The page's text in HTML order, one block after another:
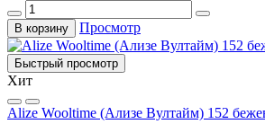
В корзину Просмотр
Быстрый просмотр
Хит
Alize Wooltime (Ализе Вултайм) 152